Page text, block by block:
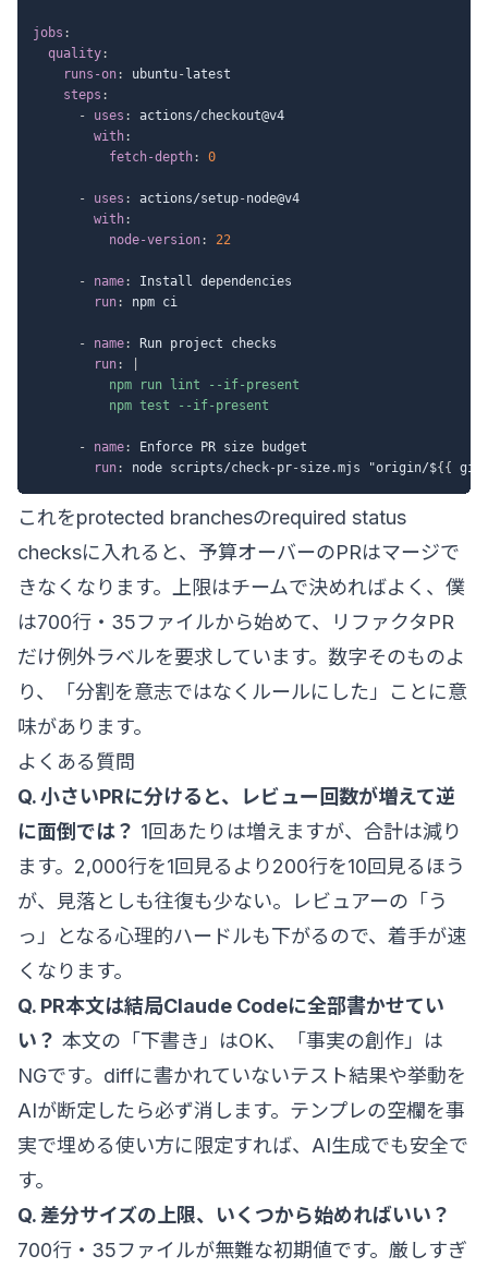
jobs :
quality:
runs-on: ubuntu- latest
steps :
-
uses :
actions/checkout@v4
with:
fetch-depth: 0
- uses : actions/setup-node@v4
with:
node-version: 22
- name:
Install dependencies
run: npm ci
- name:
Run project checks
run:
          npm run lint --if-present
          npm test --if-present
- name:
Enforce PR size budget
run: node scripts/check-pr-size.mjs "origin/${ {
これをprotected branchesのrequired status
checksに入れると、予算オーバーのPRはマージで
きなくなります。上限はチームで決めればよく、僕
は700行・35ファイルから始めて、リファクタPR
だけ例外ラベルを要求しています。数字そのものよ
り、「分割を意志ではなくルールにした」ことに意
味があります。
よくある質問
Q. 小さいPRに分けると、レビュー回数が増えて逆
に面倒では？ 1回あたりは増えますが、合計は減り
ます。2,000行を1回見るより200行を10回見るほう
が、見落としも往復も少ない。レビュアーの「う
っ」となる心理的ハードルも下がるので、着手が速
くなります。
Q. PR本文は結局Claude Codeに全部書かせてい
い？ 本文の「下書き」はOK、「事実の創作」は
NGです。diffに書かれていないテスト結果や挙動を
AIが断定したら必ず消します。テンプレの空欄を事
実で埋める使い方に限定すれば、AI生成でも安全で
す。
Q. 差分サイズの上限、いくつから始めればいい？
700行・35ファイルが無難な初期値です。厳しすぎ